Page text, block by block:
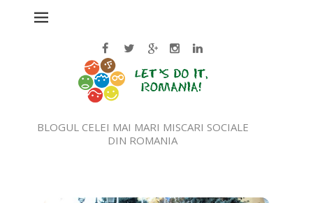
BLOGUL CELEI MAI MARI MISCARI SOCIALE
DIN ROMANIA